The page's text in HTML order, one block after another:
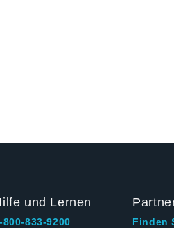
und Lernen
800-833-9200
Finden